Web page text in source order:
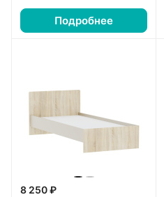
Подробнее
8 250 ₽